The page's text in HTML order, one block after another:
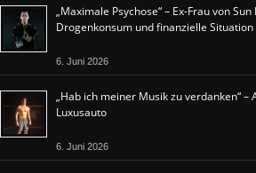
„Maximale Psychose“ – Ex-Frau von
Drogenkonsum und finanzielle
6. Juni 2026
„Hab ich meiner Musik zu verdanken“
Luxusauto
6. Juni 2026